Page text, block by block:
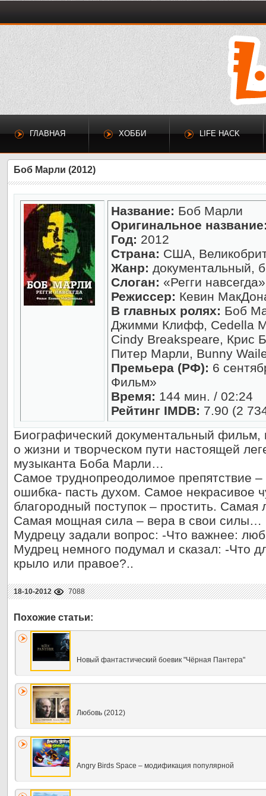
ГЛАВНАЯ ХОББИ LIFE HACK
Боб Марли (2012)
Название: Боб Марли
Оригинальное
Год: 2012
Страна: США,
Жанр: документальный,
Слоган: «Регги навсегда»
Режиссер: Кевин
В главных ролях: Боб
Джимми Клифф, Cedella
Cindy Breakspeare, Крис
Питер Марли, Bunny
Премьера (РФ): 6
Фильм»
Время: 144 мин. / 02:24
Рейтинг IMDB: 7.90 (2
Биографический документальный фильм,
о жизни и творческом пути настоящей
музыканта Боба Марли…
Самое труднопреодолимое препятствие
ошибка- пасть духом. Самое некрасивое
благородный поступок – простить.
Самая мощная сила – вера в свои силы…
Мудрецу задали вопрос: -Что важнее:
Мудрец немного подумал и сказал: -Что
крыло или правое?..
18-10-2012 7088
Новый фантастический боевик "Чёрная Пантера"
Любовь (2012)
Angry Birds Space – модификация популярной